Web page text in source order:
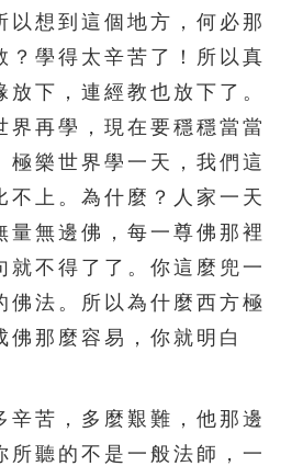
以想到這個地方，何必那
？學得太辛苦了！所以真
放下，連經教也放下了。
界再學，現在要穩穩當當
極樂世界學一天，我們這
不上。為什麼？人家一天
量無邊佛，每一尊佛那裡
就不得了了。你這麼兜一
佛法。所以為什麼西方極
佛那麼容易，你就明白
苦，多麼艱難，他那邊
所聽的不是一般法師，一